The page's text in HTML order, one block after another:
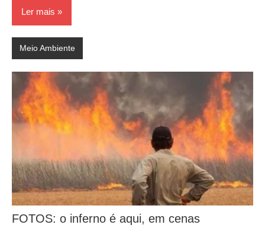
Ler mais
Meio Ambiente
FOTOS: o inferno é aqui, em cenas